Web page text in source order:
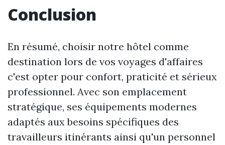
Conclusion
En résumé, choisir notre hôtel comme
destination lors de vos voyages d'affaires
c'est opter pour confort, praticité et sérieux
professionnel. Avec son emplacement
stratégique, ses équipements modernes
adaptés aux besoins spécifiques des
travailleurs itinérants ainsi qu'un personnel